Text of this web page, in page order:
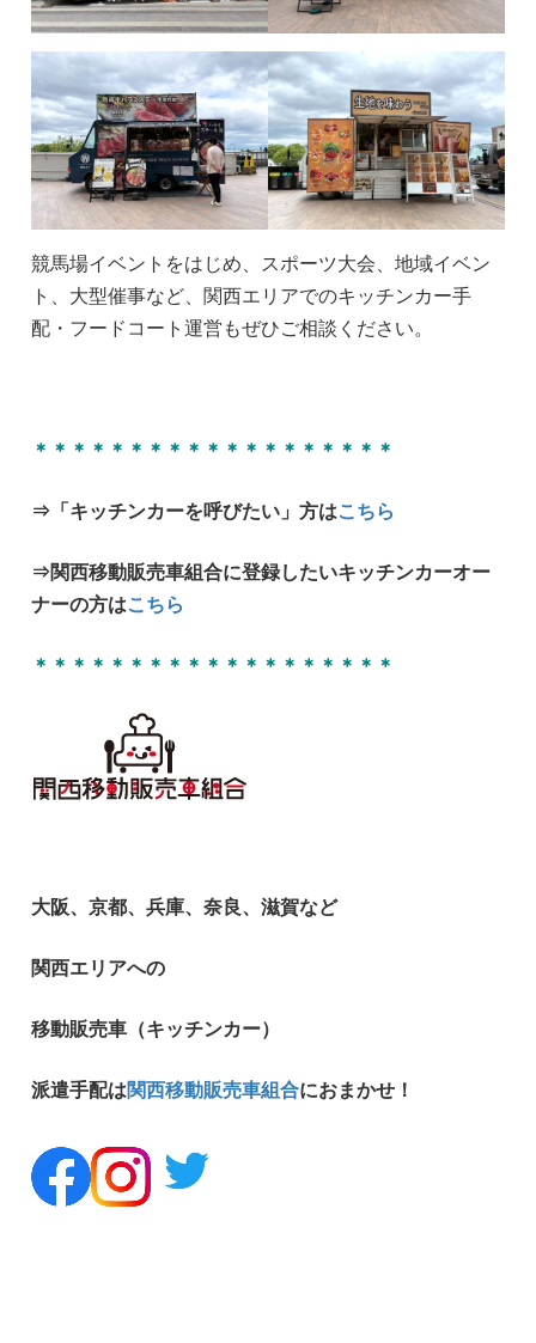
競馬場イベントをはじめ、スポーツ大会、地域イベン
ト、大型催事など、関西エリアでのキッチンカー手
配・フードコート運営もぜひご相談ください。
＊＊＊＊＊＊＊＊＊＊＊＊＊＊＊＊＊＊＊
⇒「キッチンカーを呼びたい」方はこちら
⇒関西移動販売車組合に登録したいキッチンカーオー
ナーの方はこちら
＊＊＊＊＊＊＊＊＊＊＊＊＊＊＊＊＊＊＊
大阪、京都、兵庫、奈良、滋賀など
関西エリアへの
移動販売車（キッチンカー）
派遣手配は関西移動販売車組合におまかせ！